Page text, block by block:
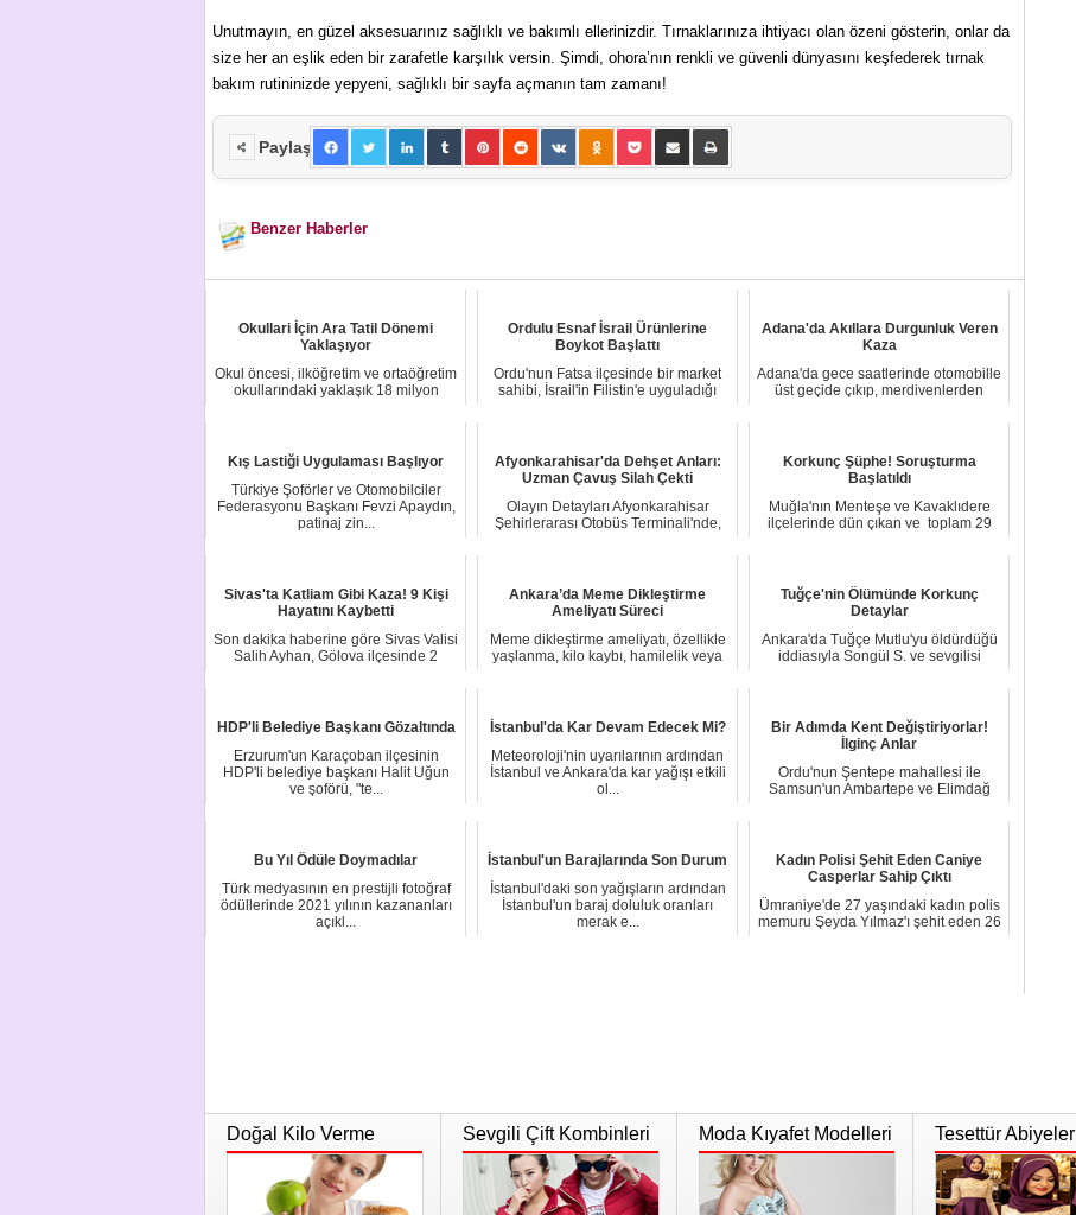
Unutmayın, en güzel aksesuarınız sağlıklı ve bakımlı ellerinizdir. Tırnaklarınıza ihtiyacı olan özeni gösterin, onlar da
size her an eşlik eden bir zarafetle karşılık versin. Şimdi, ohora’nın renkli ve güvenli dünyasını keşfederek tırnak
bakım rutininizde yepyeni, sağlıklı bir sayfa açmanın tam zamanı!
Paylaş
Benzer Haberler
Okullari İçin Ara Tatil Dönemi
Yaklaşıyor
Okul öncesi, ilköğretim ve ortaöğretim
okullarındaki yaklaşık 18 milyon
Ordulu Esnaf İsrail Ürünlerine
Boykot Başlattı
Ordu'nun Fatsa ilçesinde bir market
sahibi, İsrail'in Filistin'e uyguladığı
Adana'da Akıllara Durgunluk Veren
Kaza
Adana'da gece saatlerinde otomobille
üst geçide çıkıp, merdivenlerden
Kış Lastiği Uygulaması Başlıyor
Türkiye Şoförler ve Otomobilciler
Federasyonu Başkanı Fevzi Apaydın,
patinaj zin...
Afyonkarahisar'da Dehşet Anları:
Uzman Çavuş Silah Çekti
Olayın Detayları Afyonkarahisar
Şehirlerarası Otobüs Terminali'nde,
Korkunç Şüphe! Soruşturma
Başlatıldı
Muğla'nın Menteşe ve Kavaklıdere
ilçelerinde dün çıkan ve toplam 29
Sivas'ta Katliam Gibi Kaza! 9 Kişi
Hayatını Kaybetti
Son dakika haberine göre Sivas Valisi
Salih Ayhan, Gölova ilçesinde 2
Ankara’da Meme Dikleştirme
Ameliyatı Süreci
Meme dikleştirme ameliyatı, özellikle
yaşlanma, kilo kaybı, hamilelik veya
Tuğçe'nin Ölümünde Korkunç
Detaylar
Ankara'da Tuğçe Mutlu'yu öldürdüğü
iddiasıyla Songül S. ve sevgilisi
HDP'li Belediye Başkanı Gözaltında
Erzurum'un Karaçoban ilçesinin
HDP'li belediye başkanı Halit Uğun
ve şoförü, "te...
İstanbul'da Kar Devam Edecek Mi?
Meteoroloji'nin uyarılarının ardından
İstanbul ve Ankara'da kar yağışı etkili
ol...
Bir Adımda Kent Değiştiriyorlar!
İlginç Anlar
Ordu'nun Şentepe mahallesi ile
Samsun'un Ambartepe ve Elimdağ
Bu Yıl Ödüle Doymadılar
Türk medyasının en prestijli fotoğraf
ödüllerinde 2021 yılının kazananları
açıkl...
İstanbul'un Barajlarında Son Durum
İstanbul'daki son yağışların ardından
İstanbul'un baraj doluluk oranları
merak e...
Kadın Polisi Şehit Eden Caniye
Casperlar Sahip Çıktı
Ümraniye'de 27 yaşındaki kadın polis
memuru Şeyda Yılmaz'ı şehit eden 26
Doğal Kilo Verme Sevgili Çift Kombinleri Moda Kıyafet Modelleri Tesettür Abiyeler